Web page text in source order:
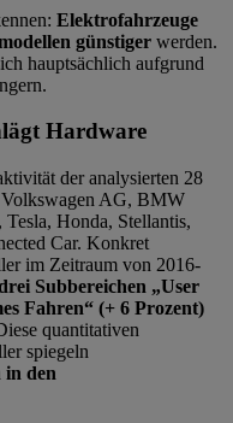
Elektrofahrzeuge
günstiger werden.
hauptsächlich aufgrund
Hardware
der analysierten 28
Volkswagen AG, BMW
Honda, Stellantis,
Car. Konkret
im Zeitraum von 2016-
Subbereichen „User
Fahren“ (+ 6 Prozent)
quantitativen
spiegeln
in den